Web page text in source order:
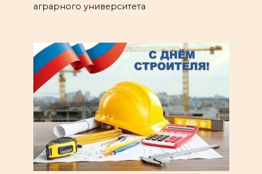
аграрного университета